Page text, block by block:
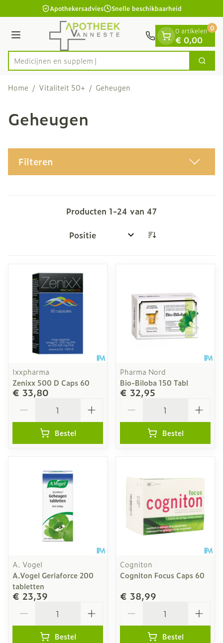
Ga naar de inhoudApothekersadvies Snelle beschikbaarheid
Menu
Product, merk, categorie...
Me Zoek
0 artikelen
€ 0,00
0
Home / Vitaliteit 50+ / Geheugen
Geheugen
Filteren
Producten 1-24 van 47
Sorteer op:
Ixxpharma
Zenixx 500 D Caps 60
€ 33,80
Bestel
Pharma Nord
Bio-Biloba 150 Tabl
€ 32,95
Bestel
A. Vogel
A.Vogel Geriaforce 200
tabletten
€ 23,39
Bestel
Cogniton
Cogniton Focus Caps 60
€ 38,99
Bestel